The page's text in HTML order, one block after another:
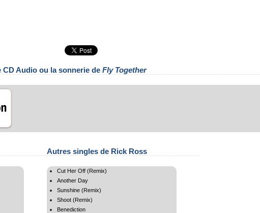
CD Audio ou la sonnerie de Fly Together
Autres singles de Rick Ross
Cut Her Off (Remix)
Another Day
Sunshine (Remix)
Shoot (Remix)
Benediction